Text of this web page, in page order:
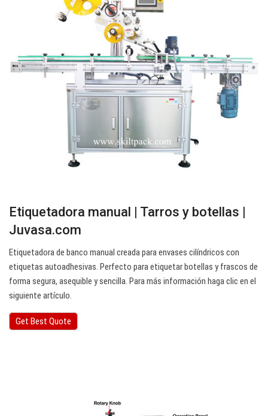
Etiquetadora manual | Tarros y botellas |
Juvasa.com
Etiquetadora de banco manual creada para envases cilíndricos con
etiquetas autoadhesivas. Perfecto para etiquetar botellas y frascos de
forma segura, asequible y sencilla. Para más información haga clic en el
siguiente artículo.
Get Best Quote